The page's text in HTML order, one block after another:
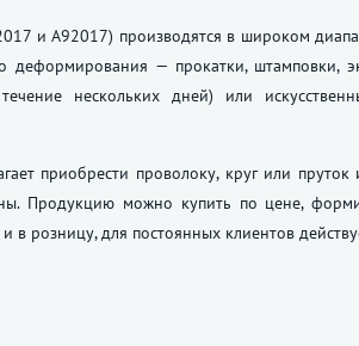
и А92017) производятся в широком
деформирования — прокатки, штамповки,
нескольких дней) или
приобрести проволоку, круг или
Продукцию можно купить по цене,
в розницу, для постоянных клиентов